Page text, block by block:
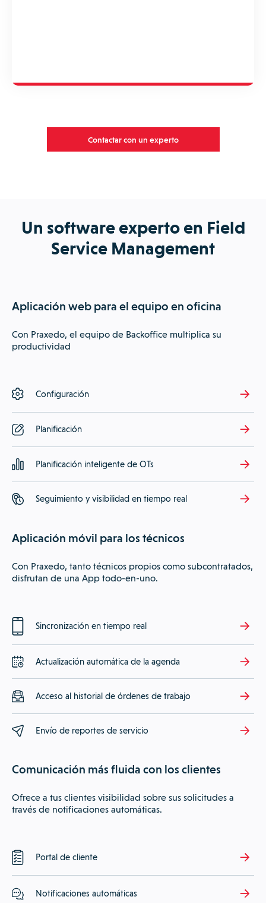
Contactar con un experto
Un software experto en Field
Service Management
Aplicación web para el equipo en oficina
Con Praxedo, el equipo de Backoffice multiplica su
productividad
Configuración
Planificación
Planificación inteligente de OTs
Seguimiento y visibilidad en tiempo real
Aplicación móvil para los técnicos
Con Praxedo, tanto técnicos propios como subcontratados,
disfrutan de una App todo-en-uno.
Sincronización en tiempo real
Actualización automática de la agenda
Acceso al historial de órdenes de trabajo
Envío de reportes de servicio
Comunicación más fluida con los clientes
Ofrece a tus clientes visibilidad sobre sus solicitudes a
través de notificaciones automáticas.
Portal de cliente
Notificaciones automáticas